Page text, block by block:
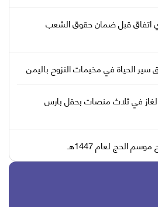
اتفاق قبل ضمان حقوق الشعب
الحياة في مخيمات النزوح باليمن
الغاز في ثلاث منصات بحقل بارس
الحج لعام 1447هـ